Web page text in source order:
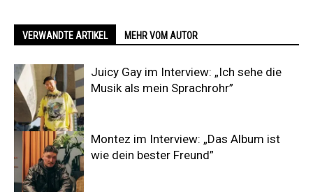
VERWANDTE ARTIKEL MEHR VOM AUTOR
Juicy Gay im Interview: „Ich sehe die
Musik als mein Sprachrohr”
Montez im Interview: „Das Album ist
wie dein bester Freund”